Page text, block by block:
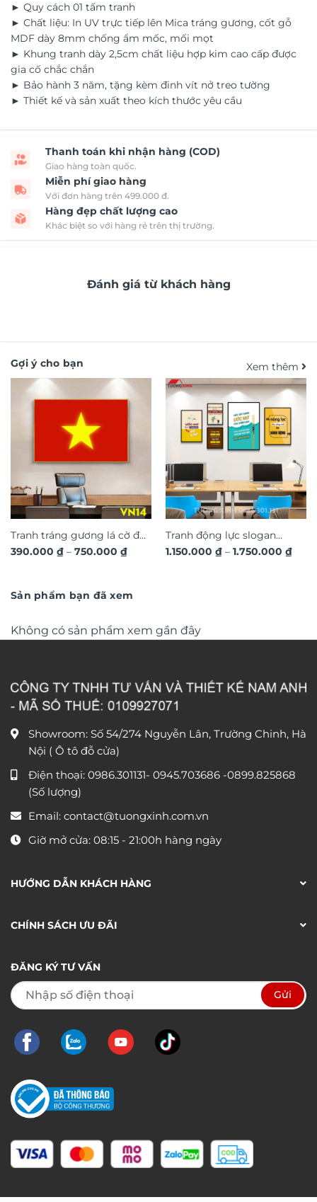
► Quy cách 01 tấm tranh
► Chất liệu: In UV trực tiếp lên Mica tráng gương, cốt gỗ
MDF dày 8mm chống ẩm mốc, mối mọt
► Khung tranh dày 2,5cm chất liệu hợp kim cao cấp được
gia cố chắc chắn
► Bảo hành 3 năm, tặng kèm đinh vít nở treo tường
► Thiết kế và sản xuất theo kích thước yêu cầu
Thanh toán khi nhận hàng (COD)
Giao hàng toàn quốc.
Miễn phí giao hàng
Với đơn hàng trên 499.000 đ.
Hàng đẹp chất lượng cao
Khác biệt so với hàng rẻ trên thị trường.
Đánh giá từ khách hàng
Gợi ý cho bạn Xem thêm
Tranh tráng gương lá cờ đỏ
sao vàng Việt Nam VN14
390.000 ₫ – 750.000 ₫Khoảng
750.000 ₫
Tranh động lực slogan
truyền cảm hứng trang trí
1.150.000 ₫ – 1.750.000 ₫
Sản phẩm bạn đã xem
Không có sản phẩm xem gần đây
Showroom: Số 54/274 Nguyễn Lân, Trường Chinh, Hà
Nội ( Ô tô đỗ cửa)
Điện thoại: 0986.301131- 0945.703686 -0899.825868
(Số lượng)
Email: contact@tuongxinh.com.vn
Giờ mở cửa: 08:15 - 21:00h hàng ngày
HƯỚNG DẪN KHÁCH HÀNG
CHÍNH SÁCH ƯU ĐÃI
ĐĂNG KÝ TƯ VẤN